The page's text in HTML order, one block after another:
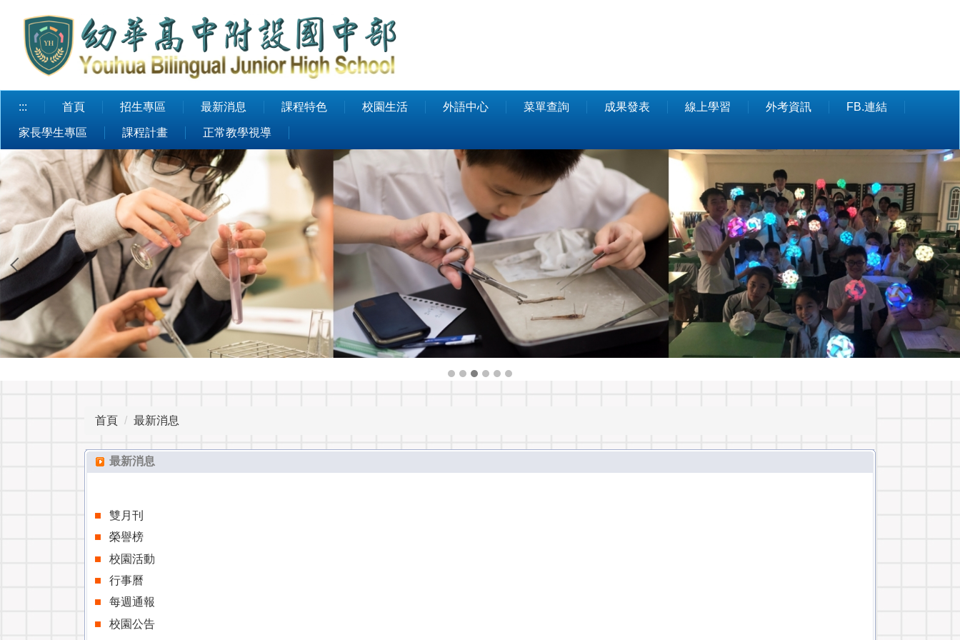
::: 首頁 招生專區 最新消息 課程特色 校園生活 外語中心 菜單查詢 成果發表 線上學習 外考資訊 FB.連結
家長學生專區 課程計畫 正常教學視導
首頁 最新消息
最新消息
雙月刊
榮譽榜
校園活動
行事曆
每週通報
校園公告